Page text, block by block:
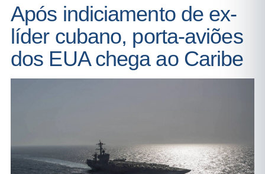
Após indiciamento de ex-
líder cubano, porta-aviões
dos EUA chega ao Caribe